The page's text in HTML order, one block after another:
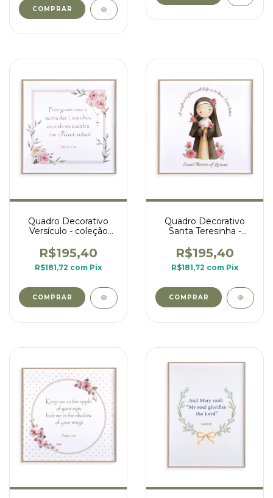
COMPRAR
Quadro Decorativo
Versículo - coleção
R$195,40
R$181,72 com Pix
COMPRAR
Quadro Decorativo
Santa Teresinha -
R$195,40
R$181,72 com Pix
COMPRAR